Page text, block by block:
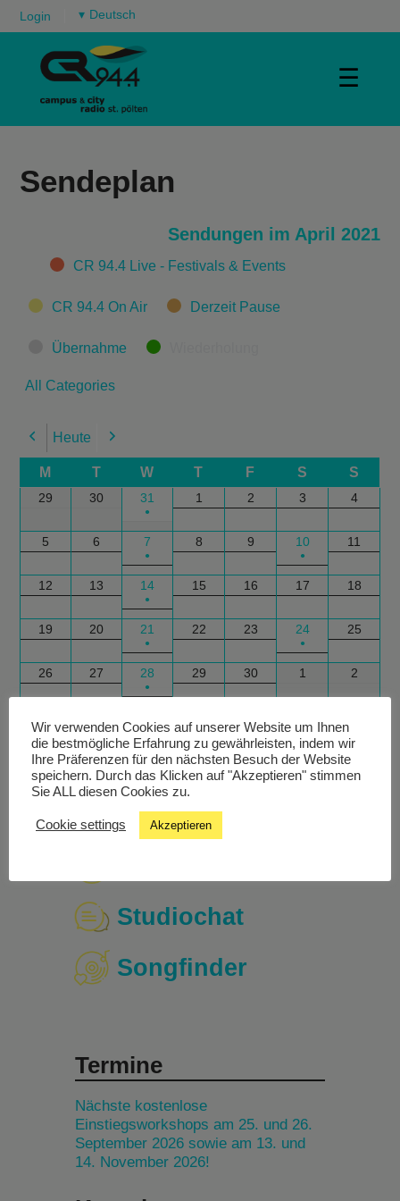
Login ▾
☰
Sendeplan
Sendungen im April 2021
CategoriesCR 94.4 Live - Festivals & Events
CR 94.4 On Air Derzeit Pause
Übernahme
All Categories
Previous
Heute Next
M T W T F S S
29 30 31
●
1 2 3 4
5 6 7
●
8 9 10
●
11
12 13 14
●
15 16 17 18
19 20 21
●
22 23 24
●
25
26 27 28
●
29 30 1 2
Subscribe
in
Google
Subscribe
in
Outlook
Export
for
Google
Export
for
Outlook
Studiochat
Songfinder
Termine
Nächste kostenlose
Einstiegsworkshops am 25. und 26.
September 2026 sowie am 13. und
14. November 2026!
Wir verwenden Cookies auf unserer Website um Ihnen
die bestmögliche Erfahrung zu gewährleisten, indem wir
Ihre Präferenzen für den nächsten Besuch der Website
speichern. Durch das Klicken auf "Akzeptieren" stimmen
Sie ALL diesen Cookies zu.
Cookie settings Akzeptieren